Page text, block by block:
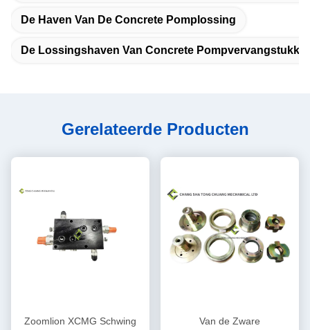
De Haven Van De Concrete Pomplossing
De Lossingshaven Van Concrete
Gerelateerde Producten
Zoomlion XCMG Schwing
Van de Zware